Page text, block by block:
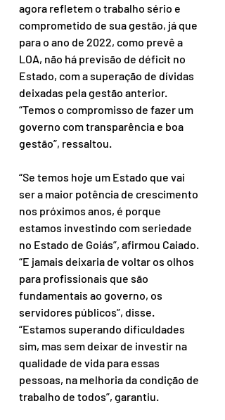
agora refletem o trabalho sério e
comprometido de sua gestão, já que
para o ano de 2022, como prevê a
LOA, não há previsão de déficit no
Estado, com a superação de dívidas
deixadas pela gestão anterior.
“Temos o compromisso de fazer um
governo com transparência e boa
gestão”, ressaltou.
“Se temos hoje um Estado que vai
ser a maior potência de crescimento
nos próximos anos, é porque
estamos investindo com seriedade
no Estado de Goiás”, afirmou Caiado.
“E jamais deixaria de voltar os olhos
para profissionais que são
fundamentais ao governo, os
servidores públicos”, disse.
“Estamos superando dificuldades
sim, mas sem deixar de investir na
qualidade de vida para essas
pessoas, na melhoria da condição de
trabalho de todos”, garantiu.